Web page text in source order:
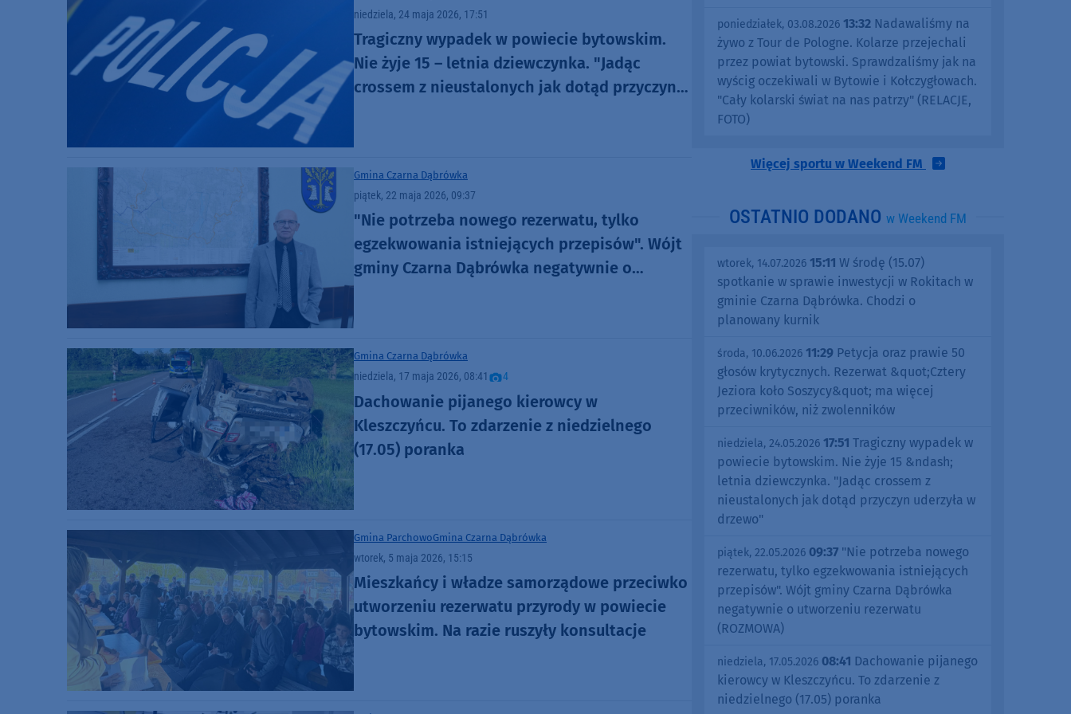
niedziela, 24 maja 2026, 17:51
Tragiczny wypadek w powiecie bytowskim.
Nie żyje 15 – letnia dziewczynka. "Jadąc
crossem z nieustalonych jak dotąd przyczyn
Gmina Czarna Dąbrówka
piątek, 22 maja 2026, 09:37
"Nie potrzeba nowego rezerwatu, tylko
egzekwowania istniejących przepisów". Wójt
gminy Czarna Dąbrówka negatywnie o
Gmina Czarna Dąbrówka
niedziela, 17 maja 2026, 08:41 4
Dachowanie pijanego kierowcy w
Kleszczyńcu. To zdarzenie z niedzielnego
(17.05) poranka
Gmina ParchowoGmina Czarna Dąbrówka
wtorek, 5 maja 2026, 15:15
Mieszkańcy i władze samorządowe przeciwko
utworzeniu rezerwatu przyrody w powiecie
bytowskim. Na razie ruszyły konsultacje
poniedziałek, 03.08.2026 13:32 Nadawaliśmy na
żywo z Tour de Pologne. Kolarze przejechali
przez powiat bytowski. Sprawdzaliśmy jak na
wyścig oczekiwali w Bytowie i Kołczygłowach.
"Cały kolarski świat na nas patrzy" (RELACJE,
FOTO)
Więcej sportu w Weekend FM
OSTATNIO DODANO w Weekend FM
wtorek, 14.07.2026 15:11 W środę (15.07)
spotkanie w sprawie inwestycji w Rokitach w
gminie Czarna Dąbrówka. Chodzi o
planowany kurnik
środa, 10.06.2026 11:29 Petycja oraz prawie 50
głosów krytycznych. Rezerwat &quot;Cztery
Jeziora koło Soszycy&quot; ma więcej
przeciwników, niż zwolenników
niedziela, 24.05.2026 17:51 Tragiczny wypadek w
powiecie bytowskim. Nie żyje 15 &ndash;
letnia dziewczynka. "Jadąc crossem z
nieustalonych jak dotąd przyczyn uderzyła w
drzewo"
piątek, 22.05.2026 09:37 "Nie potrzeba nowego
rezerwatu, tylko egzekwowania istniejących
przepisów". Wójt gminy Czarna Dąbrówka
negatywnie o utworzeniu rezerwatu
(ROZMOWA)
niedziela, 17.05.2026 08:41 Dachowanie pijanego
kierowcy w Kleszczyńcu. To zdarzenie z
niedzielnego (17.05) poranka